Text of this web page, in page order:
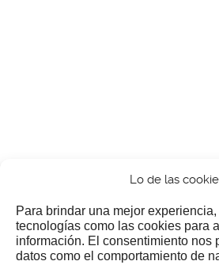
Lo de las
Para brindar una mejor
tecnologías como las cookies para
información. El consentimiento nos
datos como el comportamiento de
¿Nos invitas a un cafecillo?